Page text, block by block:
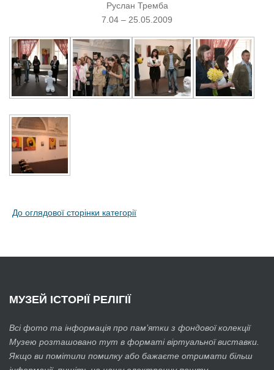
Руслан Тремба
7.04 – 25.05 .2009
До оглядової сторінки категорії
МУЗЕЙ ІСТОРІЇ РЕЛІГІЇ
Всі фото та інформація про пам’ятки з фондової колекції
Музею розташовано тут в форматі віртуальної виставки.
Якщо ви помітили помилку або бажаєте отримати більш